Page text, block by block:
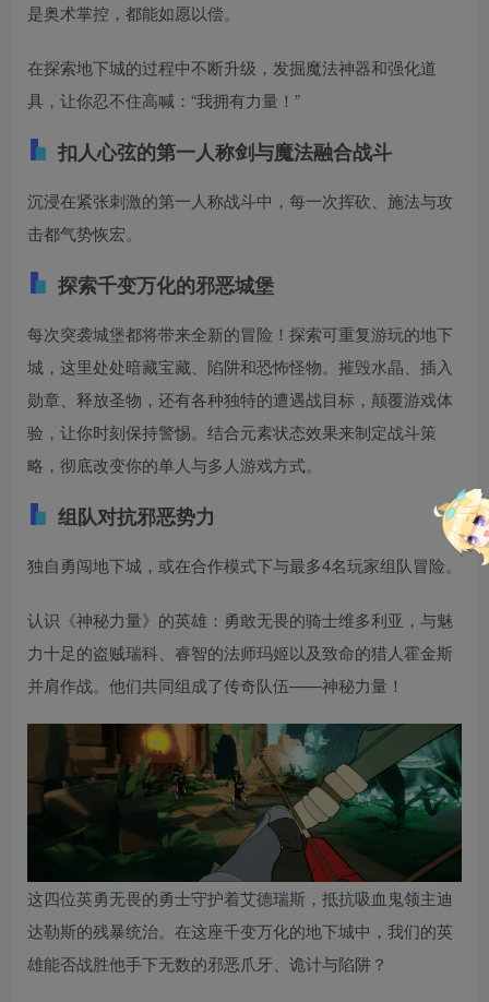
是奥术掌控，都能如愿以偿。
在探索地下城的过程中不断升级，发掘魔法神器和强化道
具，让你忍不住高喊：“我拥有力量！”
扣人心弦的第一人称剑与魔法融合战斗
沉浸在紧张刺激的第一人称战斗中，每一次挥砍、施法与攻
击都气势恢宏。
探索千变万化的邪恶城堡
每次突袭城堡都将带来全新的冒险！探索可重复游玩的地下
城，这里处处暗藏宝藏、陷阱和恐怖怪物。摧毁水晶、插入
勋章、释放圣物，还有各种独特的遭遇战目标，颠覆游戏体
验，让你时刻保持警惕。结合元素状态效果来制定战斗策
略，彻底改变你的单人与多人游戏方式。
组队对抗邪恶势力
独自勇闯地下城，或在合作模式下与最多4名玩家组队冒险。
认识《神秘力量》的英雄：勇敢无畏的骑士维多利亚，与魅
力十足的盗贼瑞科、睿智的法师玛姬以及致命的猎人霍金斯
并肩作战。他们共同组成了传奇队伍——神秘力量！
这四位英勇无畏的勇士守护着艾德瑞斯，抵抗吸血鬼领主迪
达勒斯的残暴统治。在这座千变万化的地下城中，我们的英
雄能否战胜他手下无数的邪恶爪牙、诡计与陷阱？